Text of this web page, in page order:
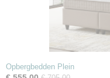
Opbergbedden Plein